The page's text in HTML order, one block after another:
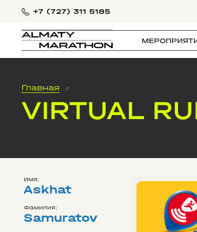
+7 (727) 311 5185
Главная /
VIRTUAL
Имя:
Askhat
Фамилия:
Samuratov